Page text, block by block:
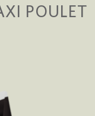
POULET